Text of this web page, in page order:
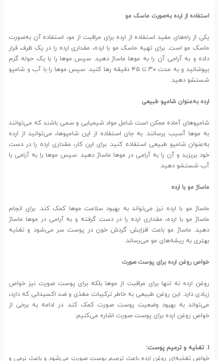
استفاده از ارده به‌صورت ماسک مو
یکی از راه‌های مفید استفاده از ارده برای مراقبت از مو، استفاده آن به‌صورت
ماسک مو است. برای تهیه ماسک مو با ارده، مقداری ارده را در یک ظرف قرار
داده و به آرامی آن را به موها ماساژ دهید. سپس موها را با یک حوله گرم
بپوشانید و به مدت ۳۰ تا ۴۵ دقیقه رها کنید. سپس موها را با آب و شامپو
شستشو دهید.
ارده به‌عنوان شامپو طبیعی
شامپوهای آماده ممکن است شامل مواد شیمیایی و سمی باشند که می‌توانند
به موها آسیب برسانند. به جای استفاده از این شامپوها، می‌توانید از ارده
به‌عنوان شامپو طبیعی استفاده کنید. برای این کار، مقداری ارده را در دست
خود بریزید و آن را به آرامی در موها ماساژ دهید. سپس موها را به آرامی با
آب شستشو دهید.
ماساژ مو با ارده
ماساژ مو با ارده نیز می‌تواند به بهبود سلامت موها کمک کند. برای انجام
ماساژ مو با ارده، مقداری ارده را در دست گرفته و به آرامی در موها ماساژ
دهید. ماساژ مو باعث افزایش گردش خون در پوست سر می‌شود و تغذیه
بهتری به ریشه‌های مو می‌رساند.
خواص روغن ارده برای پوست صورت
روغن ارده نه تنها برای مراقبت از موها بلکه برای پوست صورت نیز خواص
زیادی دارد. این روغن طبیعی به خاطر ترکیبات مغذی و ضد اکسیدانی که دارد،
می‌تواند به بهبود وضعیت پوست صورت کمک کند. در ادامه به برخی از
خواص روغن ارده برای پوست صورت اشاره می‌کنیم:
1. تغذیه و ترمیم پوست:
خواص تغذیه‌ای روغن ارده باعث ترمیم پوست صورت می‌شود و باعث نرمی و